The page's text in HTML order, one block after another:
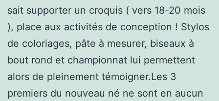
sait supporter un croquis ( vers 18-20 mois
), place aux activités de conception ! Stylos
de coloriages, pâte à mesurer, biseaux à
bout rond et championnat lui permettent
alors de pleinement témoigner.Les 3
premiers du nouveau né ne sont en aucun